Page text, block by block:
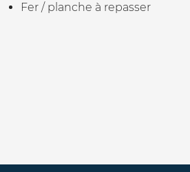
Fer / planche à repasser